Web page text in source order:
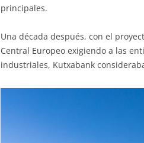
principales.
Una década después, con el
Central Europeo exigiendo a las
industriales, Kutxabank